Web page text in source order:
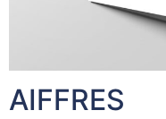
AIFFRES